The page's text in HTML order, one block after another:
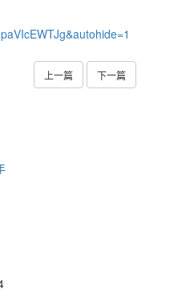
上一篇 下一篇